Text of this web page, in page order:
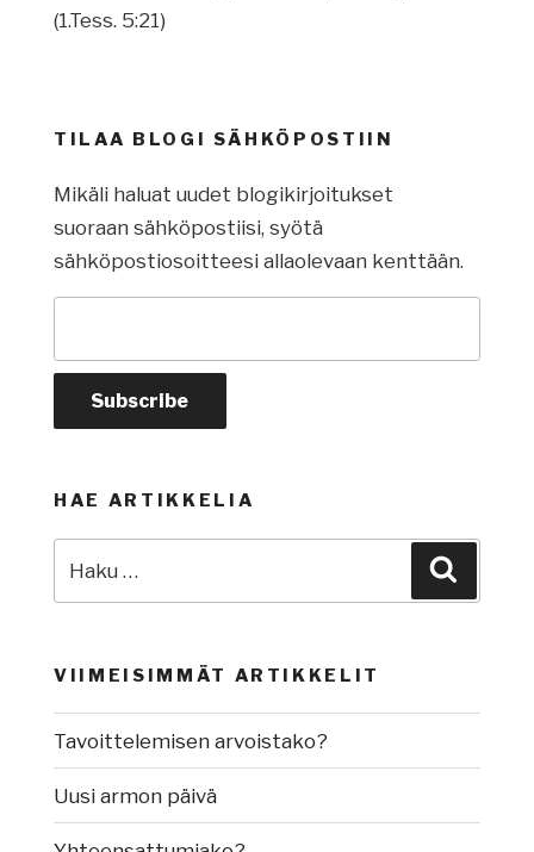
(1.Tess. 5:21)
TILAA BLOGI SÄHKÖPOSTIIN
Mikäli haluat uudet blogikirjoitukset
suoraan sähköpostiisi, syötä
sähköpostiosoitteesi allaolevaan kenttään.
HAE ARTIKKELIA
VIIMEISIMMÄT ARTIKKELIT
Tavoittelemisen arvoistako?
Uusi armon päivä